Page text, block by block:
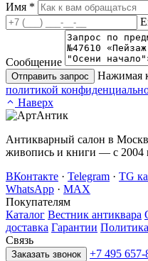
Имя *
Сообщение
Отправить запрос
Нажимая
политикой
Наверх
Антикварный салон в
живопись и книги — с 2004
ВКонтакте · Telegram · TG
WhatsApp · MAX
Покупателям
Каталог Вестник антиквара
доставка Гарантии
Связь
Заказать звонок +7 495 657-